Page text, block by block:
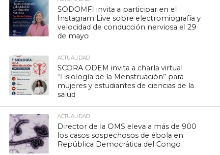
SODOMFI invita a participar en el
Instagram Live sobre electromiografía y
velocidad de conducción nerviosa el 29
de mayo
ACTUALIDAD
SCORA ODEM invita a charla virtual
“Fisiología de la Menstruación” para
mujeres y estudiantes de ciencias de la
salud
ACTUALIDAD
Director de la OMS eleva a más de 900
los casos sospechosos de ébola en
República Democrática del Congo